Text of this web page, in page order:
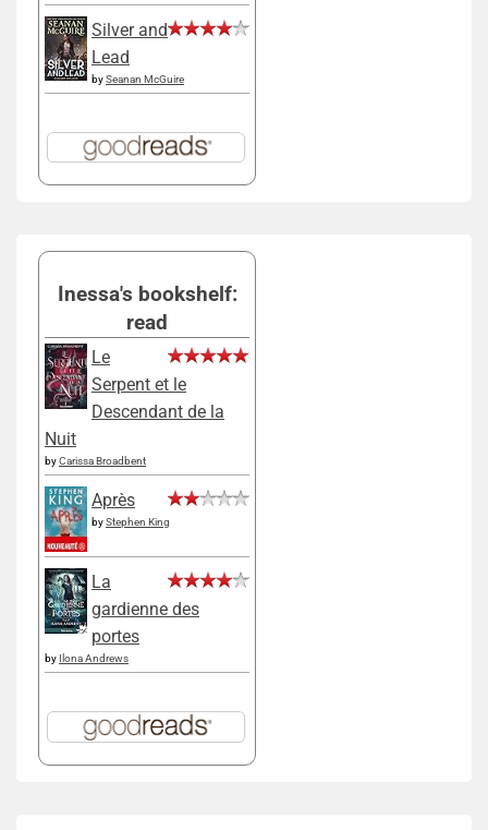
Silver and
Lead
bySeanan McGuire
Inessa's bookshelf:
read
Le
Serpent et le
Descendant de la
Nuit
byCarissa Broadbent
Après
byStephen King
La
gardienne des
portes
by Ilona Andrews